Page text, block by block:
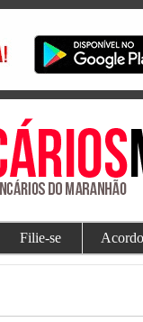
Filie-se